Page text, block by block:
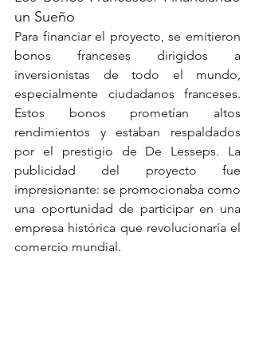
un Sueño
Para financiar el proyecto, se emitieron
bonos franceses dirigidos a
inversionistas de todo el mundo,
especialmente ciudadanos franceses.
Estos bonos prometían altos
rendimientos y estaban respaldados
por el prestigio de De Lesseps. La
publicidad del proyecto fue
impresionante: se promocionaba como
una oportunidad de participar en una
empresa histórica que revolucionaría el
comercio mundial.